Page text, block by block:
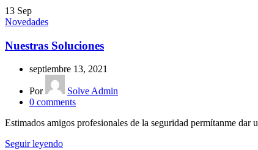
13 Sep
Novedades
Nuestras Soluciones
septiembre 13, 2021
Por
Solve Admin
0 comments
Estimados amigos profesionales de la seguridad permítanme
Seguir leyendo